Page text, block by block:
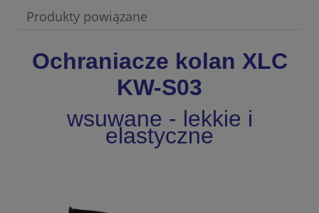
Produkty powiązane
Ochraniacze kolan XLC
KW-S03
wsuwane - lekkie i
elastyczne